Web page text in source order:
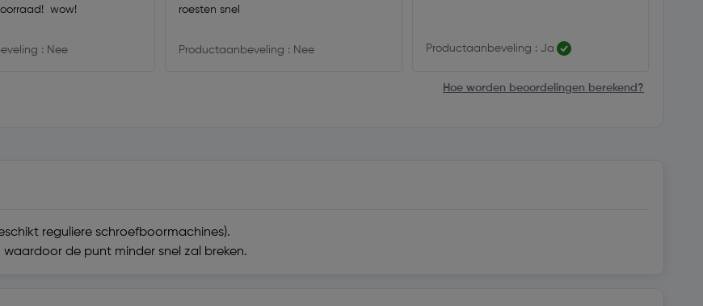
wow!
: Nee
roesten snel
Productaanbeveling : Nee Productaanbeveling : Ja
Hoe worden beoordelingen berekend?
reguliere schroefboormachines).
de punt minder snel zal breken.